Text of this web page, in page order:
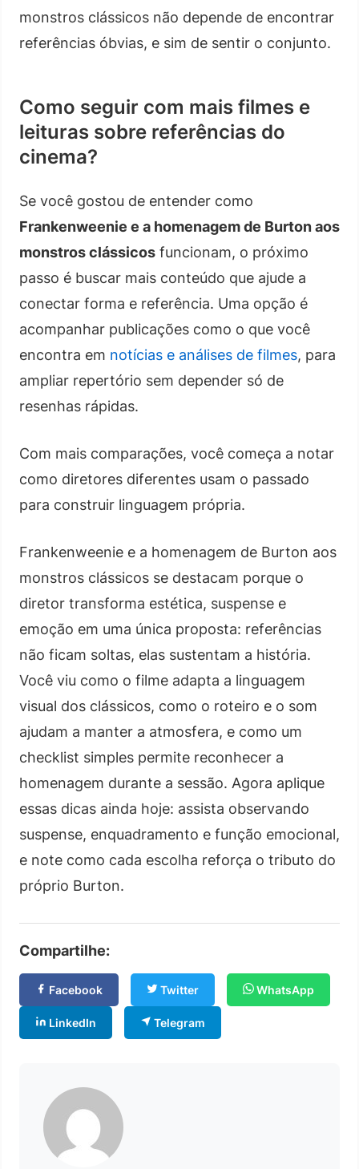
monstros clássicos não depende de encontrar
referências óbvias, e sim de sentir o conjunto.
Como seguir com mais filmes e
leituras sobre referências do
cinema?
Se você gostou de entender como
Frankenweenie e a homenagem de Burton aos
monstros clássicos funcionam, o próximo
passo é buscar mais conteúdo que ajude a
conectar forma e referência. Uma opção é
acompanhar publicações como o que você
encontra em notícias e análises de filmes, para
ampliar repertório sem depender só de
resenhas rápidas.
Com mais comparações, você começa a notar
como diretores diferentes usam o passado
para construir linguagem própria.
Frankenweenie e a homenagem de Burton aos
monstros clássicos se destacam porque o
diretor transforma estética, suspense e
emoção em uma única proposta: referências
não ficam soltas, elas sustentam a história.
Você viu como o filme adapta a linguagem
visual dos clássicos, como o roteiro e o som
ajudam a manter a atmosfera, e como um
checklist simples permite reconhecer a
homenagem durante a sessão. Agora aplique
essas dicas ainda hoje: assista observando
suspense, enquadramento e função emocional,
e note como cada escolha reforça o tributo do
próprio Burton.
Compartilhe:
Facebook Twitter WhatsApp
LinkedIn Telegram